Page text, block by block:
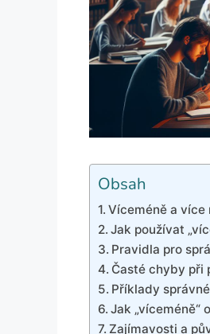
Obsah
Víceméně a více
Jak používat
Pravidla pro
Časté chyby při
Příklady
Jak „víceméně“
Zajímavosti a